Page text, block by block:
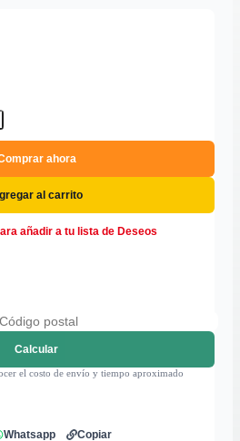
ahora
al carrito
añadir a tu lista de Deseos
Calcular
el costo de envío y tiempo aproximado
Whatsapp Copiar